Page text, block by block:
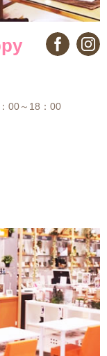
00～18：00